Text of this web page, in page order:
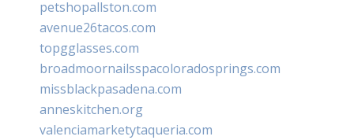
petshopallston.com
avenue26tacos.com
topgglasses.com
broadmoornailsspacoloradosprings.com
missblackpasadena.com
anneskitchen.org
valenciamarketytaqueria.com